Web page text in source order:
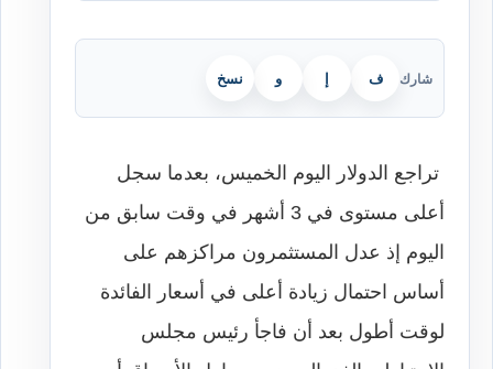
شارك ف إ و نسخ
تراجع الدولار اليوم الخميس، بعدما سجل
أعلى مستوى في 3 أشهر في وقت سابق من
اليوم إذ عدل المستثمرون مراكزهم على
أساس احتمال زيادة أعلى في أسعار الفائدة
لوقت أطول بعد أن فاجأ رئيس مجلس